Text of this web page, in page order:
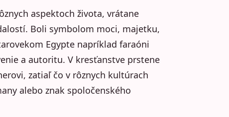
aspektoch života, vrátane
Boli symbolom moci, majetku,
Egypte napríklad faraóni
a autoritu. V kresťanstve prstene
zatiaľ čo v rôznych kultúrach
alebo znak spoločenského